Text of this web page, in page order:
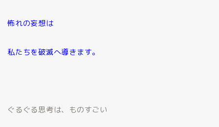
怖れの妄想は
私たちを破滅へ導きます。
ぐるぐる思考は、ものすごい